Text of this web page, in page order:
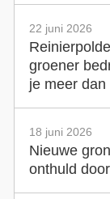
22 juni 2026
groener
je meer dan
18 juni 2026
Nieuwe
onthuld